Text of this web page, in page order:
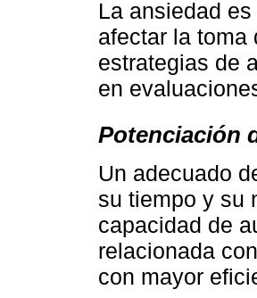
La ansiedad
afectar la toma
estrategias de
en
Potenciación
Un adecuado
su tiempo y su
capacidad de
relacionada
con mayor